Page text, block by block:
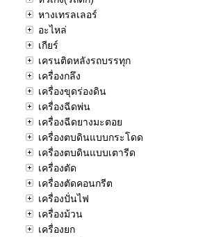
หางเทรลเลอร์
อะไหล่
เกียร์
เครนติดหลังรถบรรทุก
เครื่องกลึง
เครื่องขุดร่องดิน
เครื่องฉีดพ่น
เครื่องฉีดยางมะตอย
เครื่องตบดินแบบกระโดด
เครื่องตบดินแบบเตารีด
เครื่องตัด
เครื่องตัดคอนกรีต
เครื่องปั่นไฟ
เครื่องม้วน
เครื่องยก